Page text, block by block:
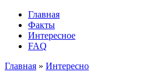
Главная
Факты
Интересное
FAQ
Главная » Интересно